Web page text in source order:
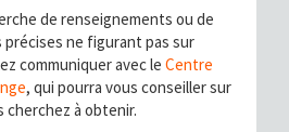
de renseignements ou de
ne figurant pas sur
communiquer avec le Centre
, qui pourra vous conseiller sur
cherchez à obtenir.